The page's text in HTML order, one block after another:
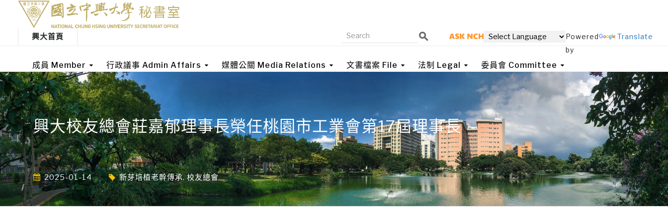
興大首頁
Powered
by
Translate
成員 Member 行政議事 Admin Affairs 媒體公關 Media Relations 文書檔案 File 法制 Legal 委員會 Committee
興大校友總會莊嘉郁理事長榮任桃園市工業會第17屆理事長
2025-01-14 新芽培植老幹傳承,校友總會